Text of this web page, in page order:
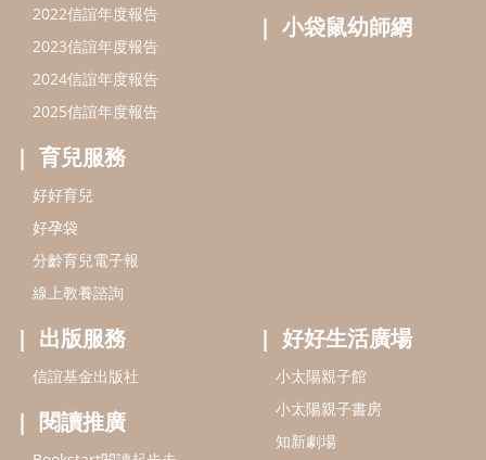
線上教養諮詢
出版服務
信誼基金出版社
閱讀推廣
Bookstart閱讀起步走
信誼幼兒文學獎
信誼兒童動畫獎
小袋鼠說故事劇團
service@hsin-yi.org.tw
信誼好好育兒
小太陽親子書房
(02)2396-5305轉2345 (週一～週五 9:00～18:00)
認識信誼 合作洽談 智慧財產權聲明